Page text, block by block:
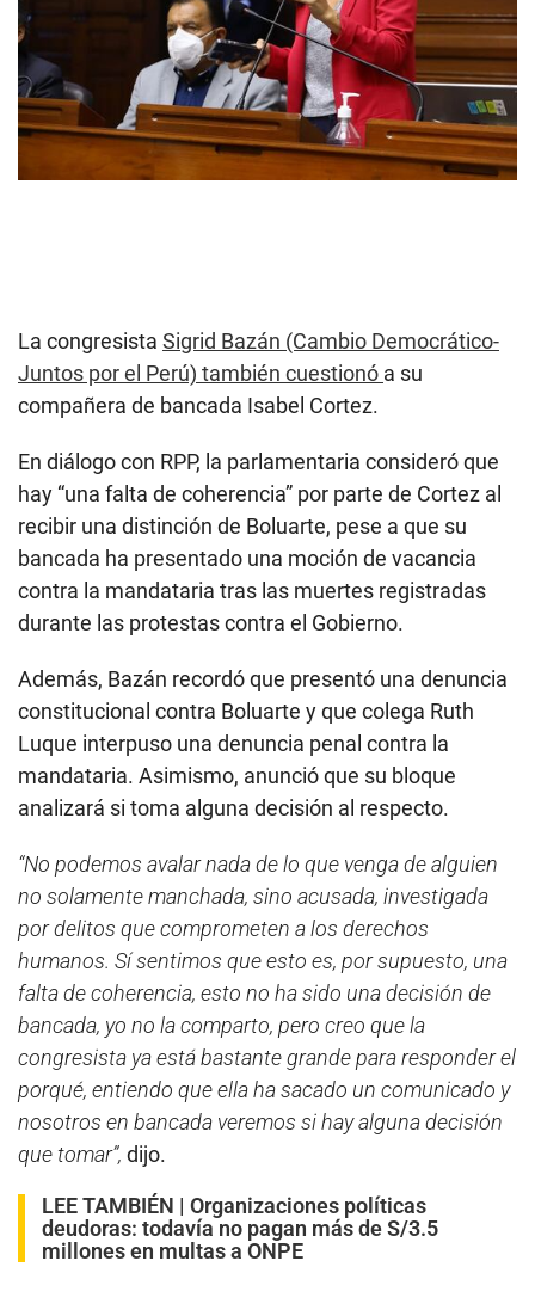
La congresista Sigrid Bazán (Cambio Democrático-
Juntos por el Perú) también cuestionó a su
compañera de bancada Isabel Cortez.
En diálogo con RPP, la parlamentaria consideró que
hay “una falta de coherencia” por parte de Cortez al
recibir una distinción de Boluarte, pese a que su
bancada ha presentado una moción de vacancia
contra la mandataria tras las muertes registradas
durante las protestas contra el Gobierno.
Además, Bazán recordó que presentó una denuncia
constitucional contra Boluarte y que colega Ruth
Luque interpuso una denuncia penal contra la
mandataria. Asimismo, anunció que su bloque
analizará si toma alguna decisión al respecto.
“No podemos avalar nada de lo que venga de alguien
no solamente manchada, sino acusada, investigada
por delitos que comprometen a los derechos
humanos. Sí sentimos que esto es, por supuesto, una
falta de coherencia, esto no ha sido una decisión de
bancada, yo no la comparto, pero creo que la
congresista ya está bastante grande para responder el
porqué, entiendo que ella ha sacado un comunicado y
nosotros en bancada veremos si hay alguna decisión
que tomar”, dijo.
LEE TAMBIÉN | Organizaciones políticas
deudoras: todavía no pagan más de S/3.5
millones en multas a ONPE